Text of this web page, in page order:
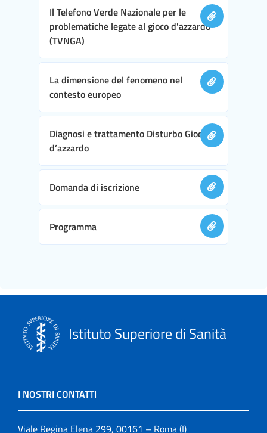
Il Telefono Verde Nazionale per le
problematiche legate al gioco d'azzardo
(TVNGA)
La dimensione del fenomeno nel
contesto europeo
Diagnosi e trattamento Disturbo Gioco
d’azzardo
Domanda di iscrizione
Programma
Istituto Superiore di Sanità
I NOSTRI CONTATTI
Viale Regina Elena 299, 00161 – Roma (I)